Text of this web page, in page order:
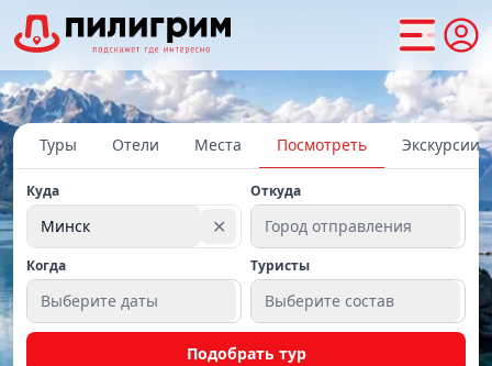
Туры Отели Места Посмотреть Экскурсии
Куда
Минск ✕
Откуда
Город отправления
Когда
Выберите даты
Туристы
Выберите состав
Подобрать тур